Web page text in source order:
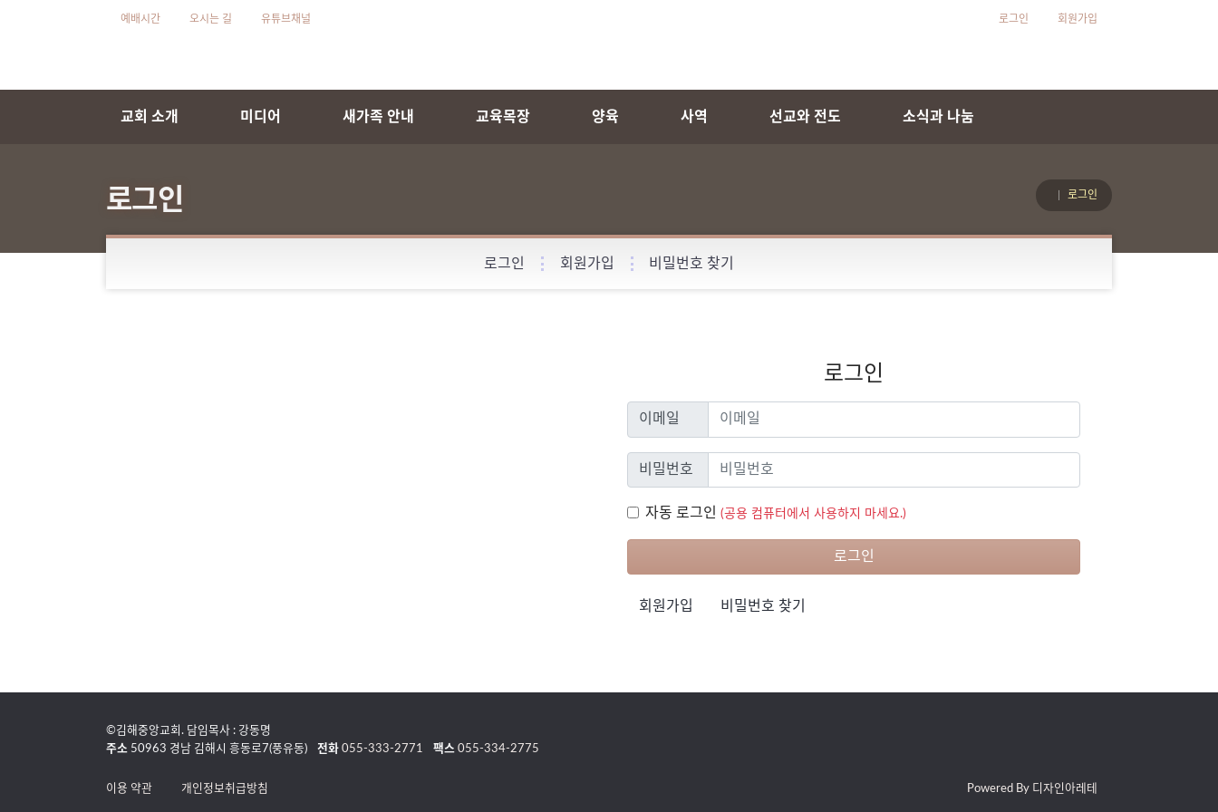
예배시간 오시는 길 유튜브채널 로그인 회원가입
교회 소개 미디어 새가족 안내 교육목장 양육 사역 선교와 전도 소식과 나눔
로그인 로그인
로그인 회원가입 비밀번호 찾기
로그인
이메일
이메일
비밀번호
비밀번호
자동 로그인
자동 로그인 (공용 컴퓨터에서 사용하지 마세요.)
로그인
회원가입 비밀번호 찾기
©김해중앙교회. 담임목사 : 강동명
주소 50963 경남 김해시 흥동로7(풍유동) 전화 055-333-2771 팩스 055-334-2775
이용 약관 개인정보취급방침 Powered By 디자인아레테